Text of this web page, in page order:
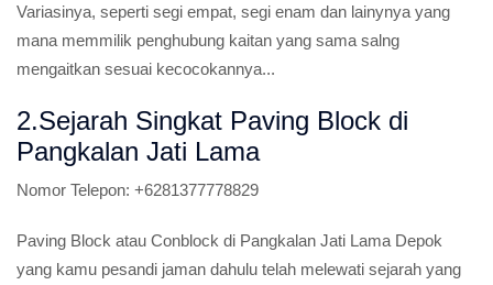
Variasinya, seperti segi empat, segi enam dan lainynya yang
mana memmilik penghubung kaitan yang sama salng
mengaitkan sesuai kecocokannya...
2.Sejarah Singkat Paving Block di
Pangkalan Jati Lama
Nomor Telepon: +6281377778829
Paving Block atau Conblock di Pangkalan Jati Lama Depok
yang kamu pesandi jaman dahulu telah melewati sejarah yang